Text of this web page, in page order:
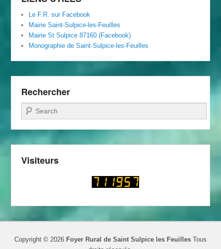
Le F.R. sur Facebook
Mairie Saint-Sulpice-les-Feuilles
Mairie St Sulpice 87160 (Facebook)
Monographie de Saint-Sulpice-les-Feuilles
Rechercher
Recherche
Visiteurs
Copyright © 2026 Foyer Rural de Saint Sulpice les Feuilles Tous